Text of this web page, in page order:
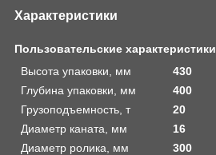
Характеристики
Пользовательские характеристики
Высота упаковки, мм
430
Глубина упаковки, мм
400
Грузоподъемность, т
20
Диаметр каната, мм
16
Диаметр ролика, мм
300